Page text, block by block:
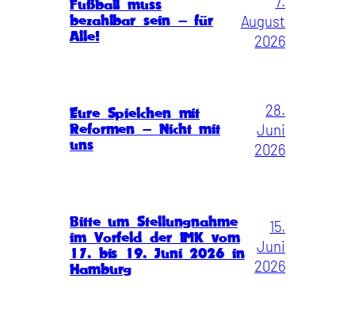
Fußball muss
bezahlbar sein – für
Alle!
August
2026
Eure Spielchen mit
Reformen – Nicht mit
uns
28.
Juni
2026
Bitte um Stellungnahme
im Vorfeld der IMK vom
17. bis 19. Juni 2026 in
Hamburg
15.
Juni
2026